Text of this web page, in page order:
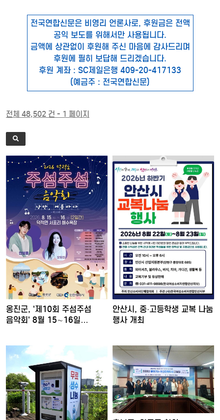
전국연합신문은 비영리 언론사로, 후원금은 전액
공익 보도를 위해서만 사용됩니다.
금액에 상관없이 후원해 주신 마음에 감사드리며
후원에 필히 보답해 드리겠습니다.
후원 계좌 : SC제일은행 409-20-417133
(예금주 : 전국연합신문)
전체 48,502 건 - 1 페이지
옹진군, '제10회 주섬주섬
음악회' 8월 15∼16일…
안산시, 중·고등학생 교복 나눔
행사 개최